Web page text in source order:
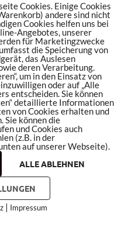
Cookies. Einige Cookies
andere sind nicht
Cookies helfen uns bei
Angebotes, unserer
für Marketingzwecke
die Speicherung von
das Auslesen
deren Verarbeitung.
um in den Einsatz von
oder auf „Alle
entscheiden. Sie können
detaillierte Informationen
von Cookies erhalten und
Sie können die
und Cookies auch
(z.B. in der
auf unserer Webseite).
ALLE ABLEHNEN
| Impressum